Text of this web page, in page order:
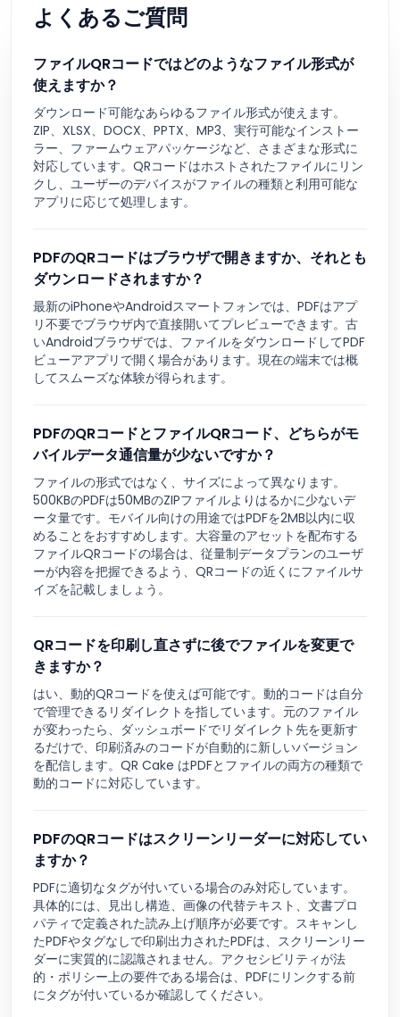
よくあるご質問
ファイルQRコードではどのようなファイル形式が
使えますか？
ダウンロード可能なあらゆるファイル形式が使えます。
ZIP、XLSX、DOCX、PPTX、MP3、実行可能なインストー
ラー、ファームウェアパッケージなど、さまざまな形式に
対応しています。QRコードはホストされたファイルにリン
クし、ユーザーのデバイスがファイルの種類と利用可能な
アプリに応じて処理します。
PDFのQRコードはブラウザで開きますか、それとも
ダウンロードされますか？
最新のiPhoneやAndroidスマートフォンでは、PDFはアプ
リ不要でブラウザ内で直接開いてプレビューできます。古
いAndroidブラウザでは、ファイルをダウンロードしてPDF
ビューアアプリで開く場合があります。現在の端末では概
してスムーズな体験が得られます。
PDFのQRコードとファイルQRコード、どちらがモ
バイルデータ通信量が少ないですか？
ファイルの形式ではなく、サイズによって異なります。
500KBのPDFは50MBのZIPファイルよりはるかに少ないデ
ータ量です。モバイル向けの用途ではPDFを2MB以内に収
めることをおすすめします。大容量のアセットを配布する
ファイルQRコードの場合は、従量制データプランのユーザ
ーが内容を把握できるよう、QRコードの近くにファイルサ
イズを記載しましょう。
QRコードを印刷し直さずに後でファイルを変更で
きますか？
はい、動的QRコードを使えば可能です。動的コードは自分
で管理できるリダイレクトを指しています。元のファイル
が変わったら、ダッシュボードでリダイレクト先を更新す
るだけで、印刷済みのコードが自動的に新しいバージョン
を配信します。QR Cake はPDFとファイルの両方の種類で
動的コードに対応しています。
PDFのQRコードはスクリーンリーダーに対応してい
ますか？
PDFに適切なタグが付いている場合のみ対応しています。
具体的には、見出し構造、画像の代替テキスト、文書プロ
パティで定義された読み上げ順序が必要です。スキャンし
たPDFやタグなしで印刷出力されたPDFは、スクリーンリー
ダーに実質的に認識されません。アクセシビリティが法
的・ポリシー上の要件である場合は、PDFにリンクする前
にタグが付いているか確認してください。